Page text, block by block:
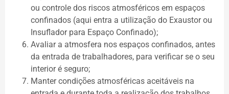
ou controle dos riscos atmosféricos em espaços
confinados (aqui entra a utilização do Exaustor ou
Insuflador para Espaço Confinado);
Avaliar a atmosfera nos espaços confinados, antes
da entrada de trabalhadores, para verificar se o seu
interior é seguro;
Manter condições atmosféricas aceitáveis na